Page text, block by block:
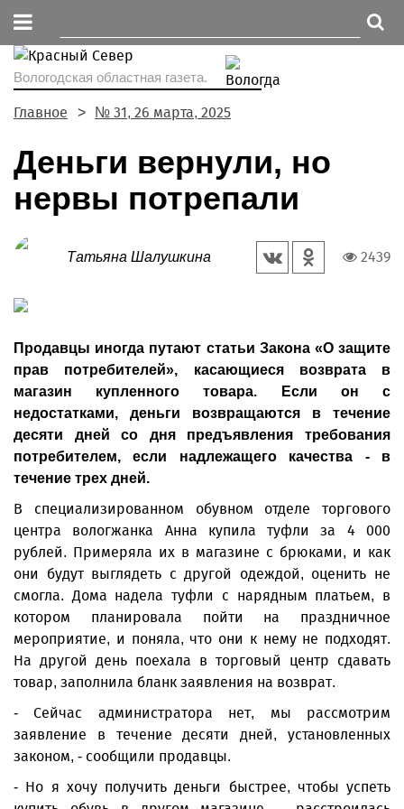
Вологодская областная газета.
Главное № 31, 26 марта, 2025
Деньги вернули, но
нервы потрепали
Татьяна Шалушкина 2439
Продавцы иногда путают статьи Закона «О защите
прав потребителей», касающиеся возврата в
магазин куп­ленного товара. Если он с
недостатками, деньги возвращаются в течение
десяти дней со дня предъявления требования
потребителем, если надлежащего качества - в
течение трех дней.
В специализированном обув­ном отделе торгового
центра вологжанка Анна купила туфли за 4 000
рублей. Примеряла их в магазине с брюками, и как
они будут выглядеть с другой одеждой, оценить не
смогла. Дома надела туфли с нарядным платьем, в
котором планировала пойти на праздничное
мероприятие, и поняла, что они к нему не подходят.
На другой день поехала в торговый центр сдавать
товар, заполнила бланк заявления на возврат.
- Сейчас администратора нет, мы рассмотрим
заявление в течение десяти дней, установленных
законом, - сообщили продавцы.
- Но я хочу получить деньги быстрее, чтобы успеть